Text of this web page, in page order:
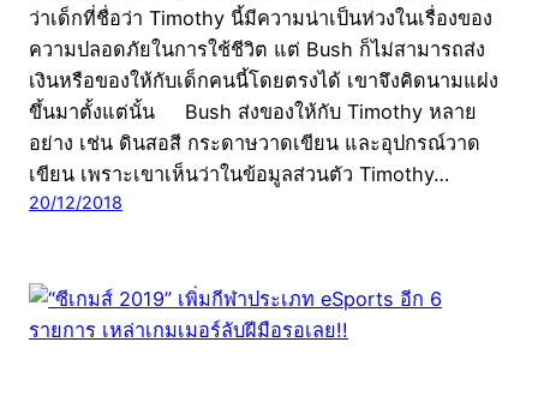
ว่าเด็กที่ชื่อว่า Timothy นี้มีความน่าเป็นห่วงในเรื่องของ
ความปลอดภัยในการใช้ชีวิต แต่ Bush ก็ไม่สามารถส่ง
เงินหรือของให้กับเด็กคนนี้โดยตรงได้ เขาจึงคิดนามแฝง
ขึ้นมาตั้งแต่นั้น Bush ส่งของให้กับ Timothy หลาย
อย่าง เช่น ดินสอสี กระดาษวาดเขียน และอุปกรณ์วาด
เขียน เพราะเขาเห็นว่าในข้อมูลส่วนตัว Timothy…
20/12/2018